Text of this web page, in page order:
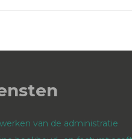
van de administratie